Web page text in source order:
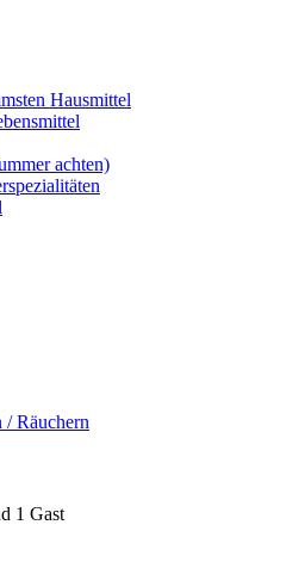
Hausmittel
achten)
Räuchern
1 Gast